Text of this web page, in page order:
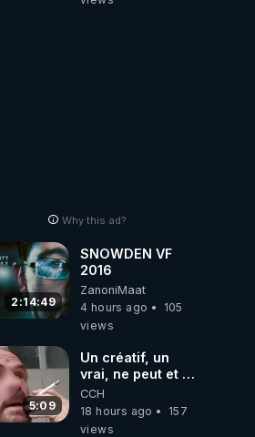
Why this ad?
2:14:49
SNOWDEN VF
2016
ZanoniMaat
4 hours ago
105
views
5:09
Un créatif, un
vrai, ne peut et ne
doit pas faire
appel à
l'intelligence
CCH
18 hours ago
157
views